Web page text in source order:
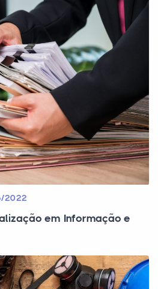
2022
em Informação e